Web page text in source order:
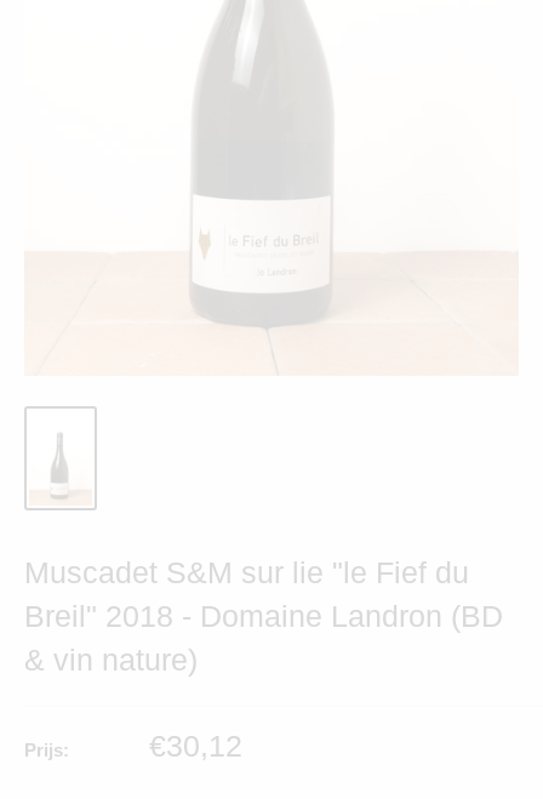
Muscadet S&M sur lie "le Fief du
Breil" 2018 - Domaine Landron (BD
& vin nature)
Prijs: Verkoopprijs
€30,12